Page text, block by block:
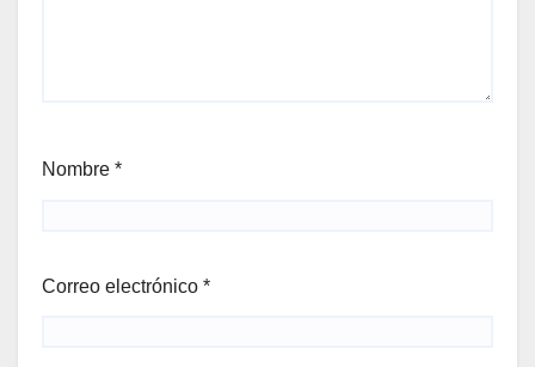
Nombre *
Correo electrónico *